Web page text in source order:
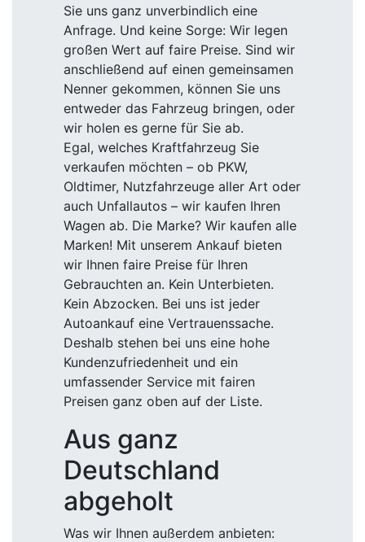
Sie uns ganz unverbindlich eine
Anfrage. Und keine Sorge: Wir legen
großen Wert auf faire Preise. Sind wir
anschließend auf einen gemeinsamen
Nenner gekommen, können Sie uns
entweder das Fahrzeug bringen, oder
wir holen es gerne für Sie ab.
Egal, welches Kraftfahrzeug Sie
verkaufen möchten – ob PKW,
Oldtimer, Nutzfahrzeuge aller Art oder
auch Unfallautos – wir kaufen Ihren
Wagen ab. Die Marke? Wir kaufen alle
Marken! Mit unserem Ankauf bieten
wir Ihnen faire Preise für Ihren
Gebrauchten an. Kein Unterbieten.
Kein Abzocken. Bei uns ist jeder
Autoankauf eine Vertrauenssache.
Deshalb stehen bei uns eine hohe
Kundenzufriedenheit und ein
umfassender Service mit fairen
Preisen ganz oben auf der Liste.
Aus ganz
Deutschland
abgeholt
Was wir Ihnen außerdem anbieten: